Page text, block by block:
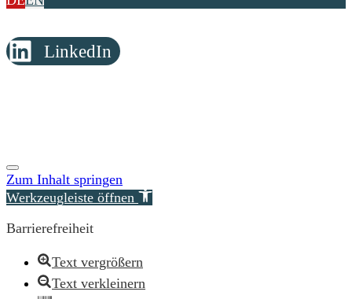
LinkedIn
Zum Inhalt springen
Werkzeugleiste öffnen
Barrierefreiheit
Text vergrößern
Text verkleinern